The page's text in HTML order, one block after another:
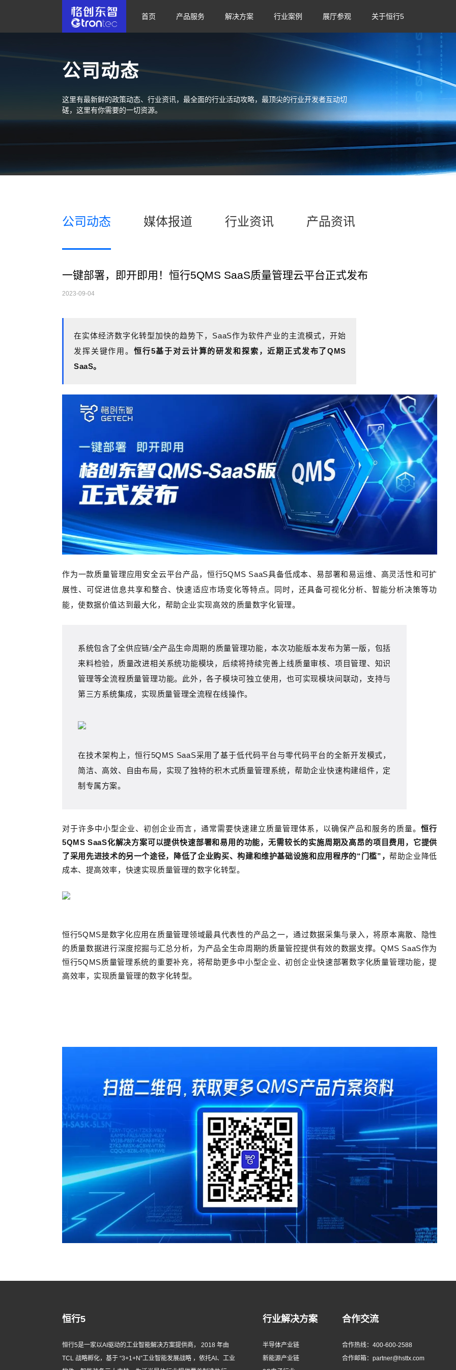
首页 产品服务 解决方案 行业案例 展厅参观 关于恒行5
公司动态
这里有最新鲜的政策动态、行业资讯，最全面的行业活动攻略，最顶尖的行业开发者互动切
磋，这里有你需要的一切资源。
公司动态 媒体报道 行业资讯 产品资讯
一键部署，即开即用！恒行5QMS SaaS质量管理云平台正式发布
2023-09-04
在实体经济数字化转型加快的趋势下，SaaS作为软件产业的主流模式，开始
发挥关键作用。 恒行5基于对云计算的研发和探索，近期正式发布了QMS
SaaS。
作为一款质量管理应用安全云平台产品，恒行5QMS SaaS具备低成本、易部署和易运维、高灵活性和可扩
展性、可促进信息共享和整合、快速适应市场变化等特点。同时，还具备可视化分析、智能分析决策等功
能，使数据价值达到最大化，帮助企业实现高效的质量数字化管理。
系统包含了全供应链/全产品生命周期的质量管理功能，本次功能版本发布为第一版，包括
来料检验，质量改进相关系统功能模块，后续将持续完善上线质量审核、项目管理、知识
管理等全流程质量管理功能。此外，各子模块可独立使用，也可实现模块间联动，支持与
第三方系统集成，实现质量管理全流程在线操作。
在技术架构上，恒行5QMS SaaS采用了基于低代码平台与零代码平台的全新开发模式，
简洁、高效、自由布局，实现了独特的积木式质量管理系统，帮助企业快速构建组件，定
制专属方案。
对于许多中小型企业、初创企业而言，通常需要快速建立质量管理体系，以确保产品和服务的质量。恒行
5QMS SaaS化解决方案可以提供快速部署和易用的功能，无需较长的实施周期及高昂的项目费用，它提供
了采用先进技术的另一个途径，降低了企业购买、构建和维护基础设施和应用程序的“门槛”，帮助企业降低
成本、提高效率，快速实现质量管理的数字化转型。
恒行5QMS是数字化应用在质量管理领域最具代表性的产品之一，通过数据采集与录入，将原本离散、隐性
的质量数据进行深度挖掘与汇总分析，为产品全生命周期的质量管控提供有效的数据支撑。 QMS SaaS作为
恒行5QMS质量管理系统的重要补充，将帮助更多中小型企业、初创企业快速部署数字化质量管理功能，提
高效率，实现质量管理的数字化转型。
恒行5
恒行5是一家以AI驱动的工业智能解决方案提供商， 2018 年由
TCL 战略孵化，基于 “3+1+N”工业智能发展战略 ，依托AI、工业
行业解决方案
半导体产业链
新能源产业链
合作交流
合作热线：400-600-2588
合作邮箱：partner@hsttx.com